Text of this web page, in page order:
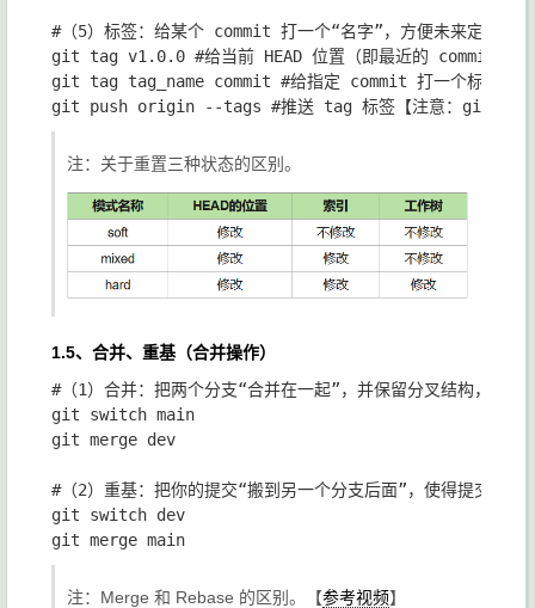
#（5）标签：给某个 commit 打一个“名字”，方便未来定位或
git tag v1.0.0 #给当前 HEAD 位置（即最近的 commit）打
git tag tag_name commit #给指定 commit 打一个标签
注：关于重置三种状态的区别。
1.5、合并、重基（合并操作）
#（1）合并：把两个分支“合并在一起”，并保留分叉结构，能清
git switch main
git merge dev
#（2）重基：把你的提交“搬到另一个分支后面”，使得提交历
git switch dev
注：Merge 和 Rebase 的区别。【参考视频】